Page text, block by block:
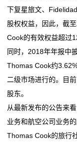
下复星旅文、
股权权益，因此，截
Cook的有效权益超过
同时，2018年年报中
Thomas Cook约
二级市场进行的。目
股东。
从最新发布的公告来
业务和航空公司业务
Thomas Cook的旅行